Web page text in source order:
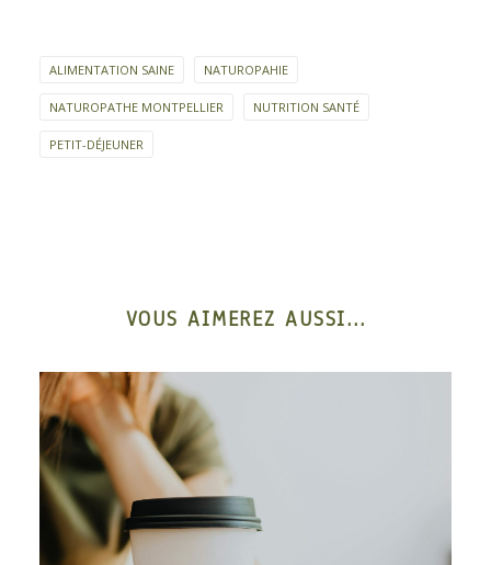
ALIMENTATION SAINE NATUROPAHIE
NATUROPATHE MONTPELLIER NUTRITION SANTÉ
PETIT-DÉJEUNER
VOUS AIMEREZ AUSSI...